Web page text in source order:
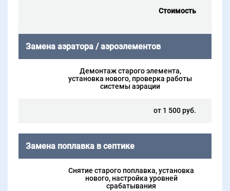
Стоимость
Замена аэратора / аэроэлементов
Демонтаж старого элемента,
установка нового, проверка работы
системы аэрации
от 1 500 руб.
Замена поплавка в септике
Снятие старого поплавка, установка
нового, настройка уровней
срабатывания